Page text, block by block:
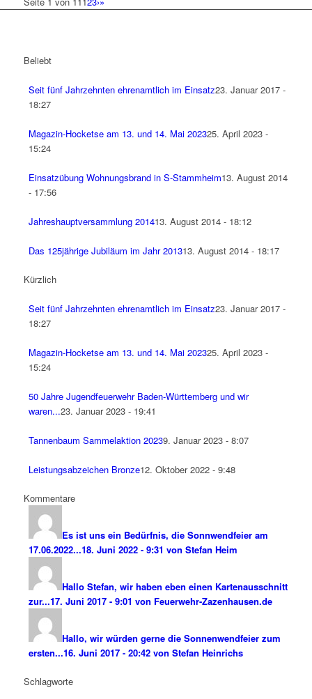
Beliebt
Seit fünf Jahrzehnten ehrenamtlich im Einsatz23. Januar 2017 -
18:27
Magazin-Hocketse am 13. und 14. Mai 202325. April 2023 -
15:24
Einsatzübung Wohnungsbrand in S-Stammheim13. August 2014
- 17:56
Jahreshauptversammlung 201413. August 2014 - 18:12
Das 125jährige Jubiläum im Jahr 201313. August 2014 - 18:17
Kürzlich
Seit fünf Jahrzehnten ehrenamtlich im Einsatz23. Januar 2017 -
18:27
Magazin-Hocketse am 13. und 14. Mai 202325. April 2023 -
15:24
50 Jahre Jugendfeuerwehr Baden-Württemberg und wir
waren...23. Januar 2023 - 19:41
Tannenbaum Sammelaktion 20239. Januar 2023 - 8:07
Leistungsabzeichen Bronze12. Oktober 2022 - 9:48
Kommentare
Es ist uns ein Bedürfnis, die Sonnwendfeier am
17.06.2022...18. Juni 2022 - 9:31 von Stefan Heim
Hallo Stefan, wir haben eben einen Kartenausschnitt
zur...17. Juni 2017 - 9:01 von Feuerwehr-Zazenhausen.de
Hallo, wir würden gerne die Sonnenwendfeier zum
ersten...16. Juni 2017 - 20:42 von Stefan Heinrichs
Schlagworte